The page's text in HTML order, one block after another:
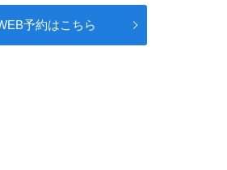
予約はこちら